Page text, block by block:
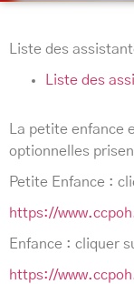
Liste des
Liste des
La petite enfance
optionnelles
Petite Enfance :
https://
Enfance : cliquer
https://